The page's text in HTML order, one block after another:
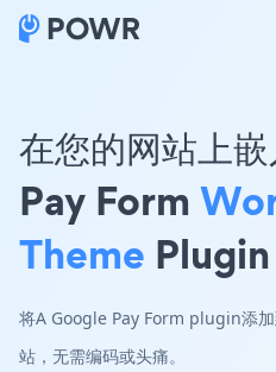
在您的网站上
Pay Form
Theme Plugin
将A Google Pay Form plugin添
站，无需编码或头痛。